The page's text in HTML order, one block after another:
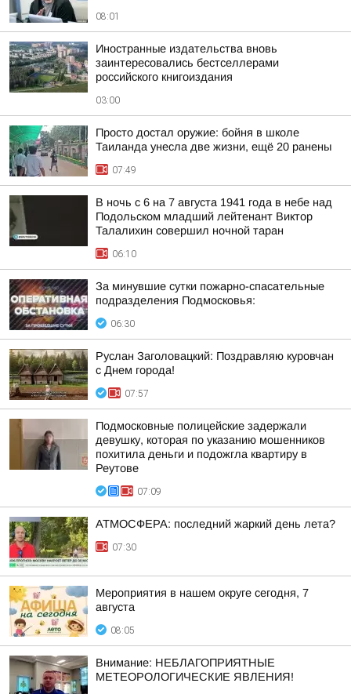
08:01
Иностранные издательства вновь
заинтересовались бестселлерами
российского книгоиздания
03:00
Просто достал оружие: бойня в школе
Таиланда унесла две жизни, ещё 20 ранены
07:49
В ночь с 6 на 7 августа 1941 года в небе над
Подольском младший лейтенант Виктор
Талалихин совершил ночной таран
06:10
За минувшие сутки пожарно-спасательные
подразделения Подмосковья:
06:30
Руслан Заголовацкий: Поздравляю куровчан
с Днем города!
07:57
Подмосковные полицейские задержали
девушку, которая по указанию мошенников
похитила деньги и подожгла квартиру в
Реутове
07:09
АТМОСФЕРА: последний жаркий день лета?
07:30
Мероприятия в нашем округе сегодня, 7
августа
08:05
Внимание: НЕБЛАГОПРИЯТНЫЕ
МЕТЕОРОЛОГИЧЕСКИЕ ЯВЛЕНИЯ!